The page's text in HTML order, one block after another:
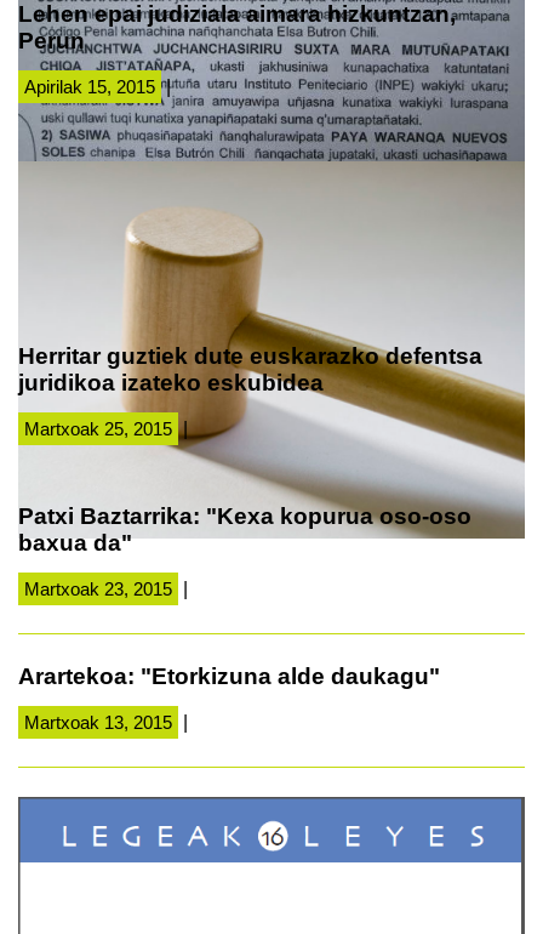
Lehen epai judiziala aimara hizkuntzan,
Perun
Apirilak 15, 2015 |
Herritar guztiek dute euskarazko defentsa
juridikoa izateko eskubidea
Martxoak 25, 2015 |
Patxi Baztarrika: "Kexa kopurua oso-oso
baxua da"
Martxoak 23, 2015
Arartekoa: "Etorkizuna alde daukagu"
Martxoak 13, 2015